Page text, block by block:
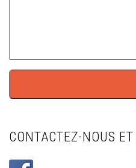
CONTACTEZ-NOUS